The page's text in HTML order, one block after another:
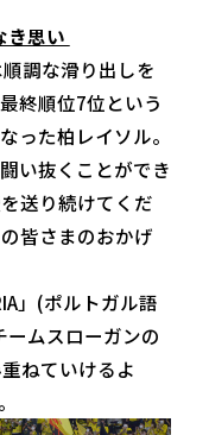
き思い
調な滑り出しを
終順位7位という
った柏レイソル。
い抜くことができ
送り続けてくだ
皆さまのおかげ
」(ポルトガル語
ムスローガンの
ねていけるよ